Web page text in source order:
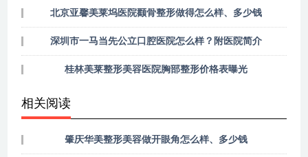
北京亚馨美莱坞医院颧骨整形做得怎么样、多少钱
深圳市一马当先公立口腔医院怎么样？附医院简介
桂林美莱整形美容医院胸部整形价格表曝光
相关阅读
肇庆华美整形美容做开眼角怎么样、多少钱